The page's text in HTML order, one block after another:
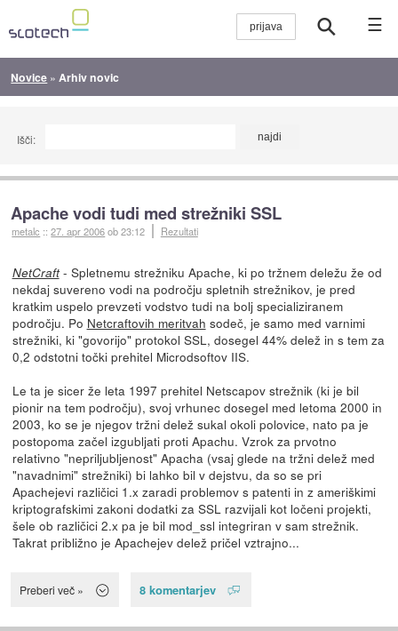
☰
Novice » Arhiv novic
Išči:
Apache vodi tudi med strežniki SSL
metalc ::27. apr 2006ob 23:12 Rezultati
NetCraft- Spletnemu strežniku Apache, ki po tržnem deležu že od
nekdaj suvereno vodi na področju spletnih strežnikov, je pred
kratkim uspelo prevzeti vodstvo tudi na bolj specializiranem
področju. Po Netcraftovih meritvah sodeč, je samo med varnimi
strežniki, ki "govorijo" protokol SSL, dosegel 44% delež in s tem za
0,2 odstotni točki prehitel Microdsoftov IIS.
Le ta je sicer že leta 1997 prehitel Netscapov strežnik (ki je bil
pionir na tem področju), svoj vrhunec dosegel med letoma 2000 in
2003, ko se je njegov tržni delež sukal okoli polovice, nato pa je
postopoma začel izgubljati proti Apachu. Vzrok za prvotno
relativno "nepriljubljenost" Apacha (vsaj glede na tržni delež med
"navadnimi" strežniki) bi lahko bil v dejstvu, da so se pri
Apachejevi različici 1.x zaradi problemov s patenti in z ameriškimi
kriptografskimi zakoni dodatki za SSL razvijali kot ločeni projekti,
šele ob različici 2.x pa je bil mod_ssl integriran v sam strežnik.
Takrat približno je Apachejev delež pričel vztrajno...
Preberi več » 8 komentarjev